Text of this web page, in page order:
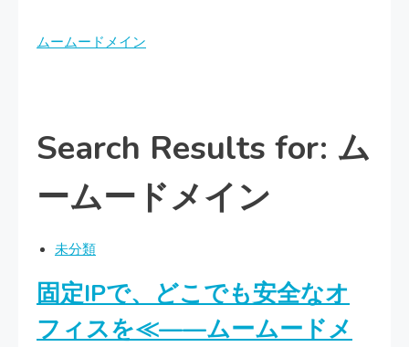
ムームードメイン
Search Results for: ム
ームードメイン
未分類
固定IPで、どこでも安全なオ
フィスを≪——ムームードメ